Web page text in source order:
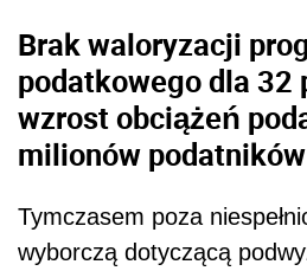
Brak waloryzacji
podatkowego dla 32
wzrost obciążeń
milionów podatników
Tymczasem poza
wyborczą dotyczącą